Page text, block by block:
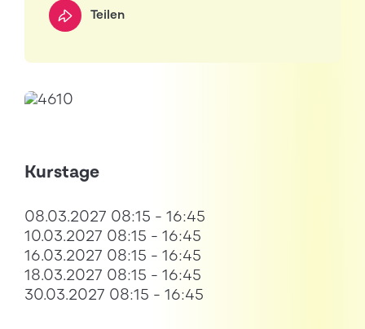
Teilen
Kurstage
08.03.2027 08:15 - 16:45
10.03.2027 08:15 - 16:45
16.03.2027 08:15 - 16:45
18.03.2027 08:15 - 16:45
30.03.2027 08:15 - 16:45